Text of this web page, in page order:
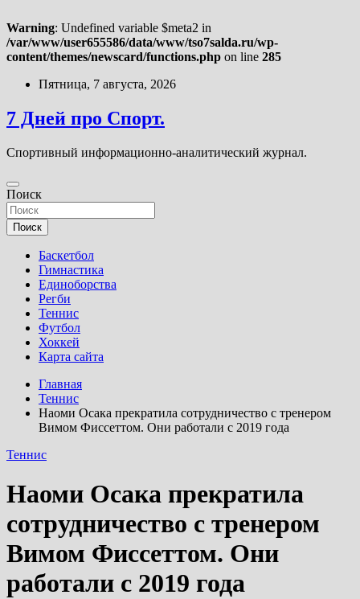
Warning: Undefined variable $meta2 in
/var/www/user655586/data/www/tso7salda.ru/wp-
content/themes/newscard/functions.php on line 285
Перейти
содержимому
Пятница, 7 августа, 2026
7 Дней про Спорт.
Спортивный информационно-аналитический журнал.
Поиск
Поиск
Баскетбол
Гимнастика
Единоборства
Регби
Теннис
Футбол
Хоккей
Карта сайта
Главная
Теннис
Наоми Осака прекратила сотрудничество с тренером
Вимом Фиссеттом. Они работали с 2019 года
Теннис
Наоми Осака прекратила
сотрудничество с тренером
Вимом Фиссеттом. Они
работали с 2019 года